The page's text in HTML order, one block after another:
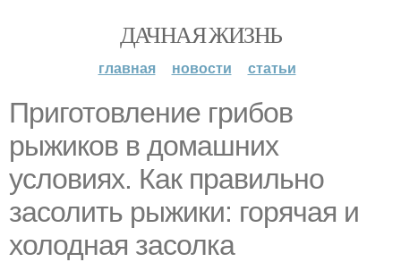
ДАЧНАЯ ЖИЗНЬ
главная новости статьи
Приготовление грибов
рыжиков в домашних
условиях. Как правильно
засолить рыжики: горячая и
холодная засолка